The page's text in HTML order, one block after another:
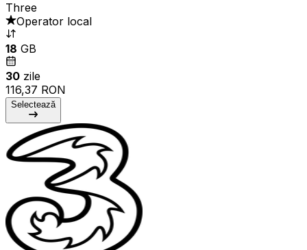
Three
Operator local
18 GB
30 zile
116,37 RON
Selectează